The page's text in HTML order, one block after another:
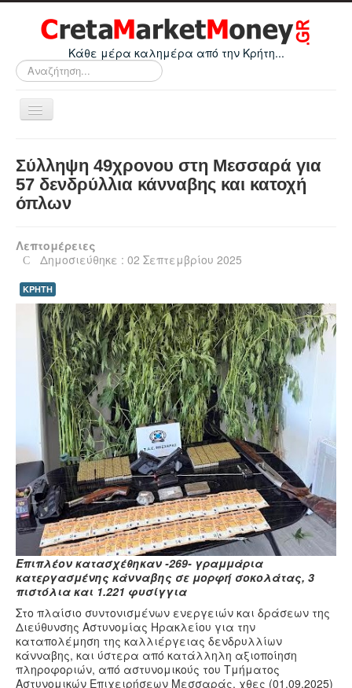
Κάθε μέρα καλημέρα από την Κρήτη...
Αναζήτηση...
Εναλλαγή
πλοήγησης
Οικονομικά
Κρήτη
Ε.Ε.
Κόσμος
Απόψεις
Τεχνολογία
Υγεία
Πολιτισμός
Αθλητικά
Βίντεο
Συνταγές
Σύλληψη 49χρονου στη Μεσσαρά για
57 δενδρύλλια κάνναβης και κατοχή
όπλων
Λεπτομέρειες
Δημοσιεύθηκε : 02 Σεπτεμβρίου 2025
ΚΡΗΤΗ
Επιπλέον κατασχέθηκαν -269- γραμμάρια
κατεργασμένης κάνναβης σε μορφή σοκολάτας, 3
πιστόλια και 1.221 φυσίγγια
Στο πλαίσιο συντονισμένων ενεργειών και δράσεων της
Διεύθυνσης Αστυνομίας Ηρακλείου για την
καταπολέμηση της καλλιέργειας δενδρυλλίων
κάνναβης, και ύστερα από κατάλληλη αξιοποίηση
πληροφοριών, από αστυνομικούς του Τμήματος
Αστυνομικών Επιχειρήσεων Μεσσαράς, χθες (01.09.2025)